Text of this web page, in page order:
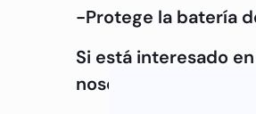
-Protege la batería
Si está interesado
nosotros